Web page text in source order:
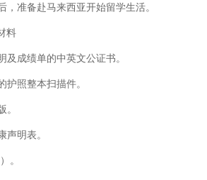
，准备赴马来西亚开始留学生活。
料
及成绩单的中英文公证书。
护照整本扫描件。
。
声明表。
。